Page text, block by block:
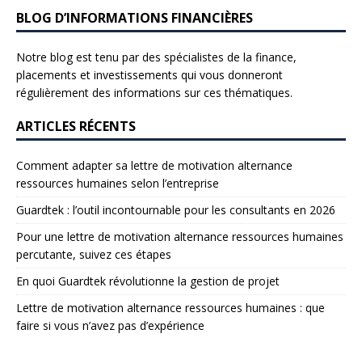
BLOG D’INFORMATIONS FINANCIÈRES
Notre blog est tenu par des spécialistes de la finance,
placements et investissements qui vous donneront
régulièrement des informations sur ces thématiques.
ARTICLES RÉCENTS
Comment adapter sa lettre de motivation alternance
ressources humaines selon l’entreprise
Guardtek : l’outil incontournable pour les consultants en 2026
Pour une lettre de motivation alternance ressources humaines
percutante, suivez ces étapes
En quoi Guardtek révolutionne la gestion de projet
Lettre de motivation alternance ressources humaines : que
faire si vous n’avez pas d’expérience